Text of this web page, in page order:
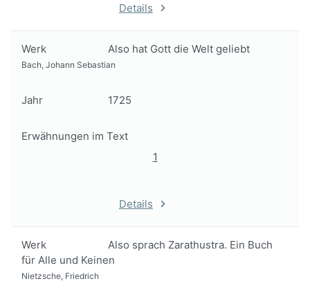
Details
Werk Also hat Gott die Welt geliebt
Bach, Johann Sebastian
Jahr 1725
Erwähnungen im Text
1
Details
Werk
Also sprach Zarathustra. Ein Buch
für Alle und Keinen
Nietzsche, Friedrich